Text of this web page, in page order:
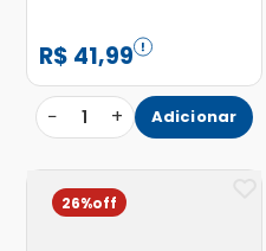
R$ 41,99
− 1 + Adicionar
26%